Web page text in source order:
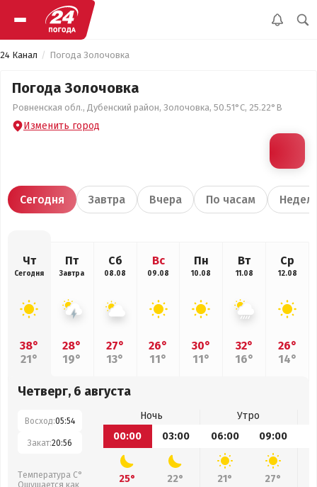
24 Канал Погода Золочовка
Погода Золочовка
Ровненская обл., Дубенский район, Золочовка, 50.51°С, 25.22°В
Изменить город
Сегодня Завтра Вчера По часам
Чт
Сегодня
38°
21°
Пт
Завтра
28°
19°
Сб
08.08
27°
13°
Вс
09.08
26°
11°
Пн
10.08
30°
11°
Вт
11.08
32°
16°
Ср
12.08
26°
14°
Четверг, 6 августа
Восход:05:54
Закат:20:56
Температура С°
Ощущается как
Ночь
Утро
00:00
03:00 06:00 09:00
25° 22° 21° 27°